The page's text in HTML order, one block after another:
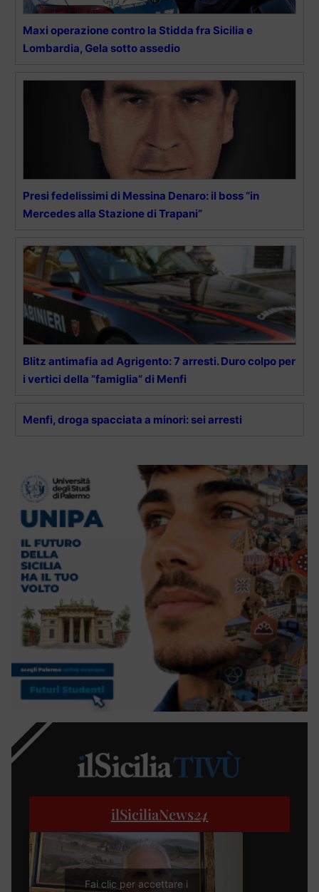
Maxi operazione contro la Stidda fra Sicilia e
Lombardia, Gela sotto assedio
Presi fedelissimi di Messina Denaro: il boss “in
Mercedes alla Stazione di Trapani”
Blitz antimafia ad Agrigento: 7 arresti. Duro colpo per
i vertici della ”famiglia” di Menfi
Menfi, droga spacciata a minori: sei arresti
ilSiciliaNews24
Fai clic per accettare i